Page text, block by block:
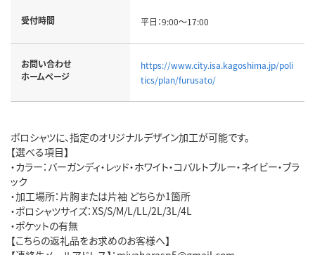
受付時間 平日：9:00～17:00
お問い合わせ
ホームページ
https://www.city.isa.kagoshima.jp/poli
tics/plan/furusato/
ポロシャツに、指定のオリジナルデザイン加工が可能です。
【選べる項目】
・カラー：バーガンディ・レッド・ホワイト・コバルトブルー・ネイビー・ブラ
ック
・加工場所：片胸または片袖 どちらか1箇所
・ポロシャツサイズ：XS/S/M/L/LL/2L/3L/4L
・ポケットの有無
【こちらの返礼品をお求めのお客様へ】